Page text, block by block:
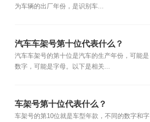
为车辆的出厂年份，是识别车...
汽车车架号第十位代表什么？
汽车车架号的第十位是汽车的生产年份，可能是
数字，可能是字母。以下是相关...
车架号第十位代表什么？
车架号的第10位就是车型年款，不同的数字和字